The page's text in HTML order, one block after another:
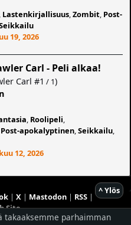
Lastenkirjallisuus ,Zombit Post-
19, 2026
Carl - Peli alkaa!
Carl #1 / 1)
Roolipeli
Post-apokalyptinen ,Seikkailu
12, 2026
^ Ylös
| X | Mastodon| RSS|
Site
takaaksemme parhaimman